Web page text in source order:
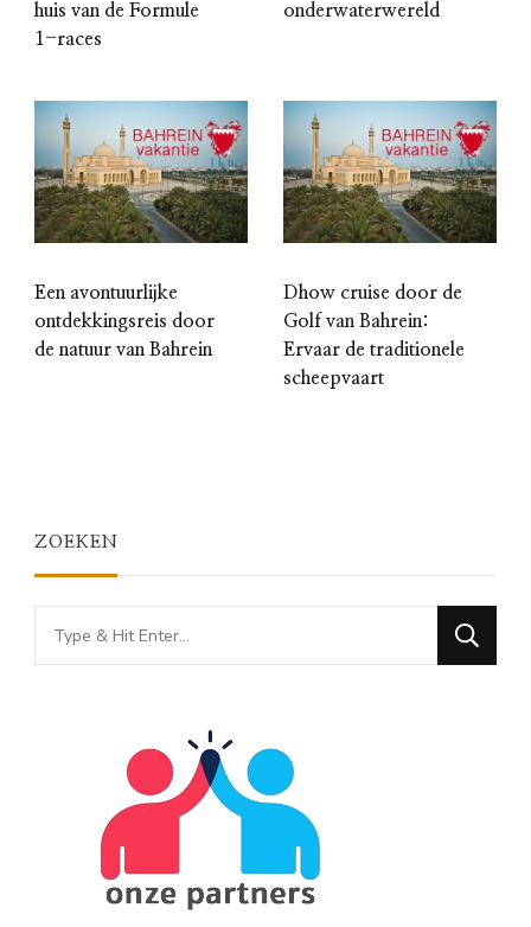
huis van de Formule
1-races
onderwaterwereld
Een avontuurlijke
ontdekkingsreis door
de natuur van Bahrein
Dhow cruise door de
Golf van Bahrein:
Ervaar de traditionele
scheepvaart
ZOEKEN
Looking
for